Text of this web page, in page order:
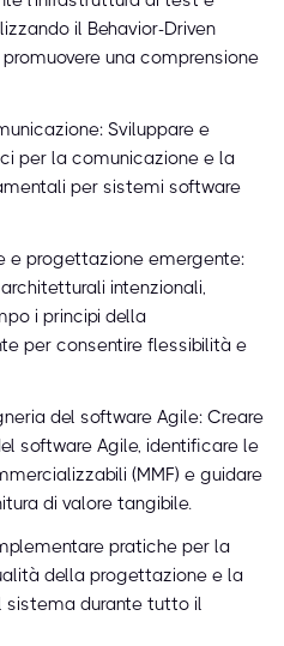
il Behavior-Driven
una comprensione
Sviluppare e
per la comunicazione e la
per sistemi software
e progettazione emergente:
intenzionali,
i principi della
per consentire flessibilità e
del software Agile: Creare
software Agile, identificare le
(MMF) e guidare
di valore tangibile.
pratiche per la
della progettazione e la
sistema durante tutto il